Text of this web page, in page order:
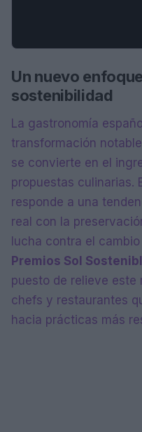
Un nuevo
sostenibilidad
La gastronomía
transformación
se convierte en el
propuestas culinarias.
responde a una
real con la
lucha contra el
Premios Sol
puesto de relieve este
chefs y restaurantes
hacia prácticas más